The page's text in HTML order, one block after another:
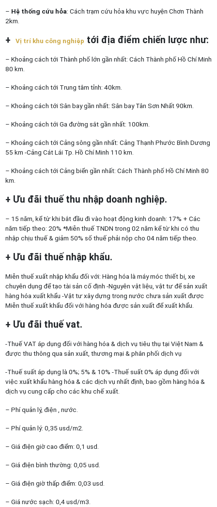
– Hệ thống cứu hỏa: Cách trạm cứu hỏa khu vực huyện Chơn Thành
2km.
+ Vị trí khu công nghiệp tới địa điểm chiến lược như:
– Khoảng cách tới Thành phố lớn gần nhất: Cách Thành phố Hồ Chí Minh
80 km.
– Khoảng cách tới Trung tâm tỉnh: 40km.
– Khoảng cách tới Sân bay gần nhất: Sân bay Tân Sơn Nhất 90km.
– Khoảng cách tới Ga đường sắt gần nhất: 100km.
– Khoảng cách tới Cảng sông gần nhất: Cảng Thạnh Phước Bình Dương
55 km -Cảng Cát Lái Tp. Hồ Chí Minh 110 km.
– Khoảng cách tới Cảng biển gần nhất: Cách Thành phố Hồ Chí Minh 80
km.
+ Ưu đãi thuế thu nhập doanh nghiệp.
– 15 năm, kể từ khi bắt đầu đi vào hoạt động kinh doanh: 17% + Các
năm tiếp theo: 20% *Miễn thuế TNDN trong 02 năm kể từ khi có thu
nhập chịu thuế & giảm 50% số thuế phải nộp cho 04 năm tiếp theo.
+ Ưu đãi thuế nhập khẩu.
Miễn thuế xuất nhập khẩu đối với: Hàng hóa là máy móc thiết bị, xe
chuyên dụng để tạo tài sản cố định -Nguyên vật liệu, vật tư để sản xuất
hàng hóa xuất khẩu -Vật tư xây dựng trong nước chưa sản xuất được
Miễn thuế xuất khẩu đối với hàng hóa được sản xuất để xuất khẩu.
+ Ưu đãi thuế vat.
-Thuế VAT áp dụng đối với hàng hóa & dịch vụ tiêu thụ tại Việt Nam &
được thu thông qua sản xuất, thương mại & phân phối dịch vụ
-Thuế suất áp dụng là 0%; 5% & 10% -Thuế suất 0% áp dụng đối với
việc xuất khẩu hàng hóa & các dịch vụ nhất định, bao gồm hàng hóa &
dịch vụ cung cấp cho các khu chế xuất.
– Phí quản lý, điện , nước.
– Phí quản lý: 0,35 usd/m2.
– Giá điện giờ cao điểm: 0,1 usd.
– Giá điện bình thường: 0,05 usd.
– Giá điện giờ thấp điểm: 0,03 usd.
– Giá nước sạch: 0,4 usd/m3.